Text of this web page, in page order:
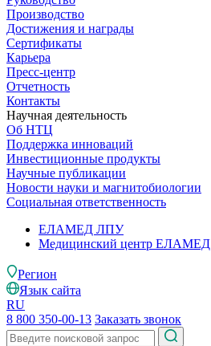
Производство
Достижения и награды
Сертификаты
Карьера
Пресс-центр
Отчетность
Контакты
Научная деятельность
Об НТЦ
Поддержка инноваций
Инвестиционные продукты
Научные публикации
Новости науки и магнитобиологии
Социальная ответственность
ЕЛАМЕД ЛПУ
Медицинский центр ЕЛАМЕД
Регион
Язык сайта
RU
8 800 350-00-13 Заказать звонок